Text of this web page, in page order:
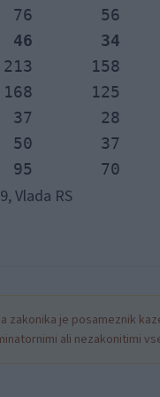
46       34
158
125
37       28
50       37
95       70
Vlada RS
zakonika je posameznik
ali nezakonitimi